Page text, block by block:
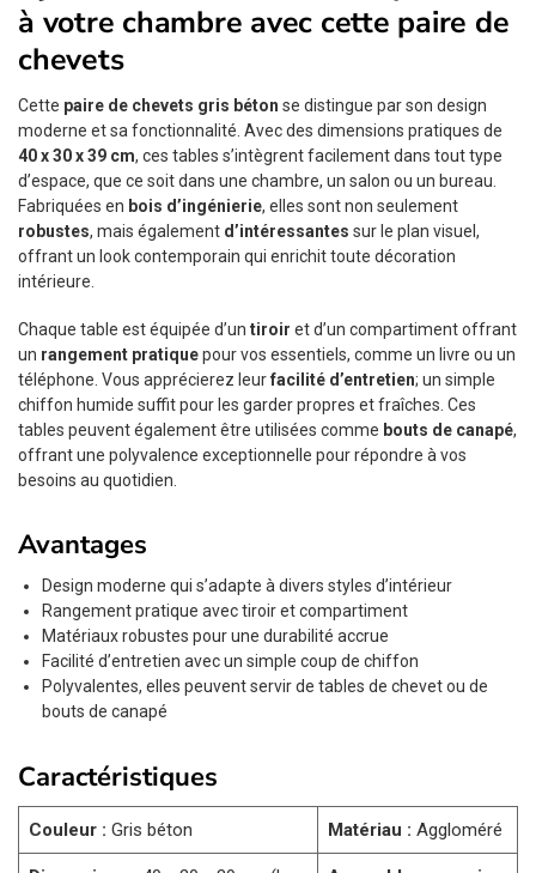
à votre chambre avec cette paire de
chevets
Cette paire de chevets gris béton se distingue par son design
moderne et sa fonctionnalité. Avec des dimensions pratiques de
40 x 30 x 39 cm, ces tables s’intègrent facilement dans tout type
d’espace, que ce soit dans une chambre, un salon ou un bureau.
Fabriquées en bois d’ingénierie, elles sont non seulement
robustes, mais également d’intéressantes sur le plan visuel,
offrant un look contemporain qui enrichit toute décoration
intérieure.
Chaque table est équipée d’un tiroir et d’un compartiment offrant
un rangement pratiquepour vos essentiels, comme un livre ou un
téléphone. Vous apprécierez leurfacilité d’entretien; un simple
chiffon humide suffit pour les garder propres et fraîches. Ces
tables peuvent également être utilisées comme bouts de canapé,
offrant une polyvalence exceptionnelle pour répondre à vos
besoins au quotidien.
Avantages
Design moderne qui s’adapte à divers styles d’intérieur
Rangement pratique avec tiroir et compartiment
Matériaux robustes pour une durabilité accrue
Facilité d’entretien avec un simple coup de chiffon
Polyvalentes, elles peuvent servir de tables de chevet ou de
bouts de canapé
Caractéristiques
Couleur : Gris béton Matériau : Aggloméré